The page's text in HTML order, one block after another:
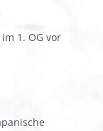
1. OG vor